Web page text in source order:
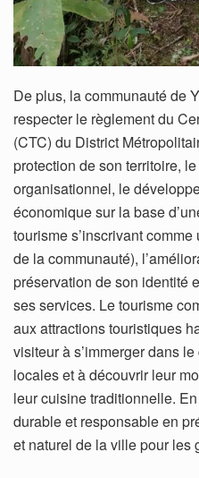
De plus, la communauté de
respecter le règlement du
(CTC) du District
protection de son territoire,
organisationnel, le
économique sur la base
tourisme s’inscrivant
de la communauté),
préservation de son identité
ses services. Le tourisme
aux attractions touristiques
visiteur à s’immerger dans
locales et à découvrir leur
leur cuisine traditionnelle.
durable et responsable en
et naturel de la ville pour les